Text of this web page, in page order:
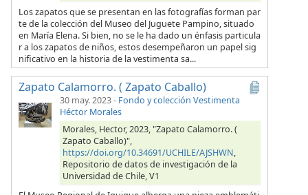
Los zapatos que se presentan en las fotografías forman par
te de la colección del Museo del Juguete Pampino, situado
en María Elena. Si bien, no se le ha dado un énfasis particula
r a los zapatos de niños, estos desempeñaron un papel sig
nificativo en la historia de la vestimenta sa...
Zapato Calamorro. ( Zapato Caballo)
30 may. 2023- Fondo y colección Vestimenta
Héctor Morales
Morales, Hector, 2023, "Zapato Calamorro. (
Zapato Caballo)",
https://doi.org/10.34691/UCHILE/AJSHWN,
Repositorio de datos de investigación de la
Universidad de Chile, V1